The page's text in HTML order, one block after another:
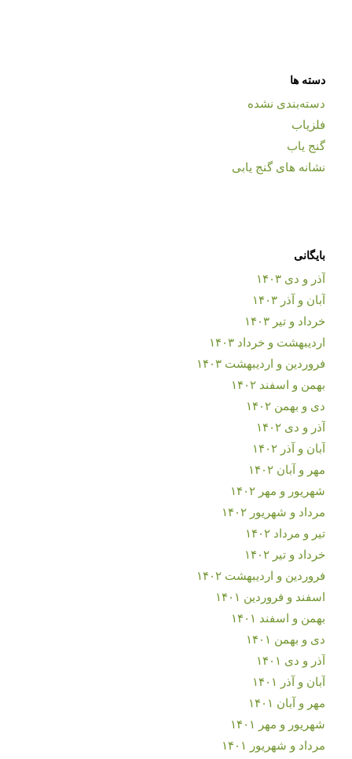
دسته ها
دسته‌بندی نشده
فلزیاب
گنج یاب
نشانه های گنج یابی
بایگانی
آذر و دی ۱۴۰۳
آبان و آذر ۱۴۰۳
خرداد و تیر ۱۴۰۳
اردیبهشت و خرداد ۱۴۰۳
فروردین و اردیبهشت ۱۴۰۳
بهمن و اسفند ۱۴۰۲
دی و بهمن ۱۴۰۲
آذر و دی ۱۴۰۲
آبان و آذر ۱۴۰۲
مهر و آبان ۱۴۰۲
شهریور و مهر ۱۴۰۲
مرداد و شهریور ۱۴۰۲
تیر و مرداد ۱۴۰۲
خرداد و تیر ۱۴۰۲
فروردین و اردیبهشت ۱۴۰۲
اسفند و فروردین ۱۴۰۱
بهمن و اسفند ۱۴۰۱
دی و بهمن ۱۴۰۱
آذر و دی ۱۴۰۱
آبان و آذر ۱۴۰۱
مهر و آبان ۱۴۰۱
شهریور و مهر ۱۴۰۱
مرداد و شهریور ۱۴۰۱